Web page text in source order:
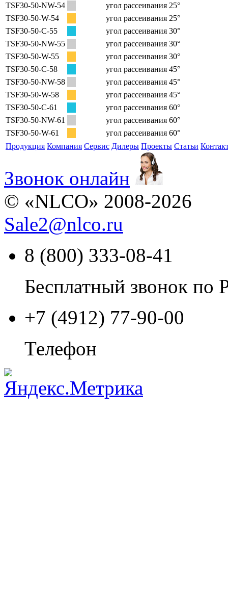
TSF30-50-NW-54
угол рассеивания 25°
TSF30-50-W-54
угол рассеивания 25°
TSF30-50-C-55
угол рассеивания 30°
TSF30-50-NW-55
угол рассеивания 30°
TSF30-50-W-55
угол рассеивания 30°
TSF30-50-C-58
угол рассеивания 45°
TSF30-50-NW-58
угол рассеивания 45°
TSF30-50-W-58
угол рассеивания 45°
TSF30-50-C-61
угол рассеивания 60°
TSF30-50-NW-61
угол рассеивания 60°
TSF30-50-W-61
угол рассеивания 60°
Продукция Компания Сервис Дилеры Проекты Статьи
Звонок онлайн
© «NLCO» 2008-2026
Sale2@nlco.ru
8 (800) 333-08-41
Бесплатный звонок по
+7 (4912) 77-90-00
Телефон